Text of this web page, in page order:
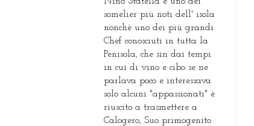
somelier più noti dell' isola
nonchè uno dei più grandi
Chef conosciuti in tutta la
Penisola, che sin dai tempi
in cui di vino e cibo se ne
parlava poco e interessava
solo alcuni "appassionati" è
riuscito a trasmettere a
Calogero, Suo primogenito